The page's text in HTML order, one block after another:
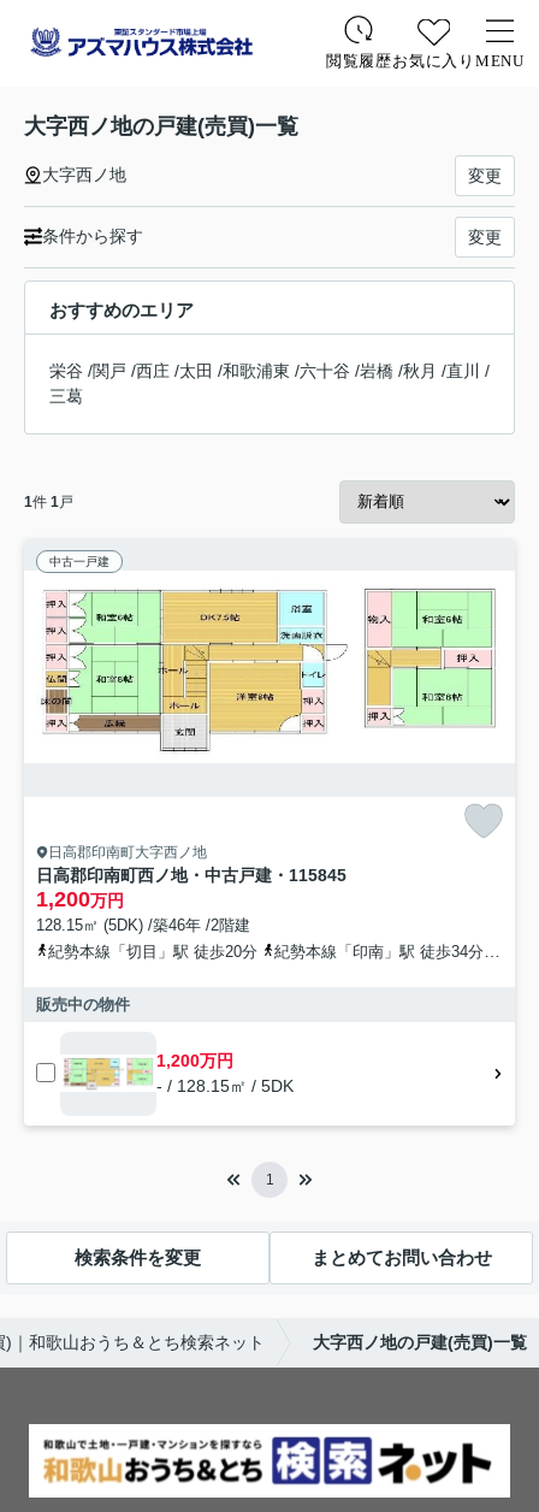
閲覧履歴お気に入り MENU
大字西ノ地の戸建(売買)一覧
大字西ノ地 変更
条件から探す 変更
おすすめのエリア
栄谷 /関戸 /西庄 /太田 /和歌浦東 /六十谷 /岩橋 /秋月 /直川 /
三葛
1件 1 戸
中古一戸建
日高郡印南町大字西ノ地
日高郡印南町西ノ地・中古戸建・115845
1,200万円
128.15㎡ (5DK) /築46年 /2階建
紀勢本線「切目」駅 徒歩20分
紀勢本線「印南」駅 徒歩34分
販売中の物件
1,200万円
- / 128.15㎡ / 5DK
1
検索条件を変更 まとめてお問い合わせ
｜和歌山おうち＆とち検索ネット 大字西ノ地の戸建(売買)一覧